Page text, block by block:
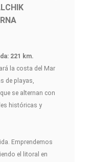
221 km.
la costa del Mar
de playas,
se alternan con
históricas y
Emprendemos
el litoral en